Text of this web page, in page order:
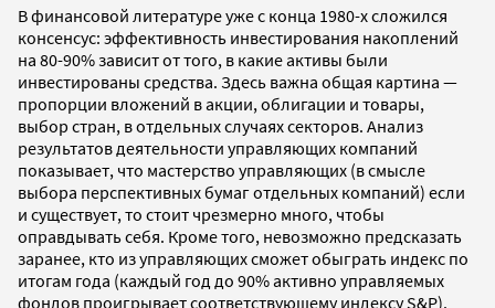
В финансовой литературе уже с конца 1980-х сложился
консенсус: эффективность инвестирования накоплений
на 80-90% зависит от того, в какие активы были
инвестированы средства. Здесь важна общая картина —
пропорции вложений в акции, облигации и товары,
выбор стран, в отдельных случаях секторов. Анализ
результатов деятельности управляющих компаний
показывает, что мастерство управляющих (в смысле
выбора перспективных бумаг отдельных компаний) если
и существует, то стоит чрезмерно много, чтобы
оправдывать себя. Кроме того, невозможно предсказать
заранее, кто из управляющих сможет обыграть индекс по
итогам года (каждый год до 90% активно управляемых
фондов проигрывает соответствующему индексу S&P).